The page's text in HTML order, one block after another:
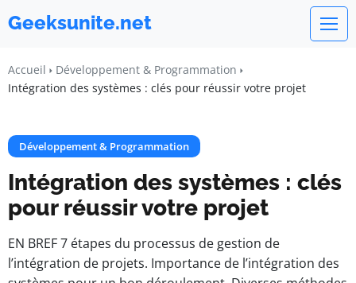
Geeksunite.net
Accueil
Développement & Programmation
Intégration des systèmes : clés pour réussir votre projet
Développement & Programmation
Intégration des systèmes : clés
pour réussir votre projet
EN BREF 7 étapes du processus de gestion de
l’intégration de projets. Importance de l’intégration des